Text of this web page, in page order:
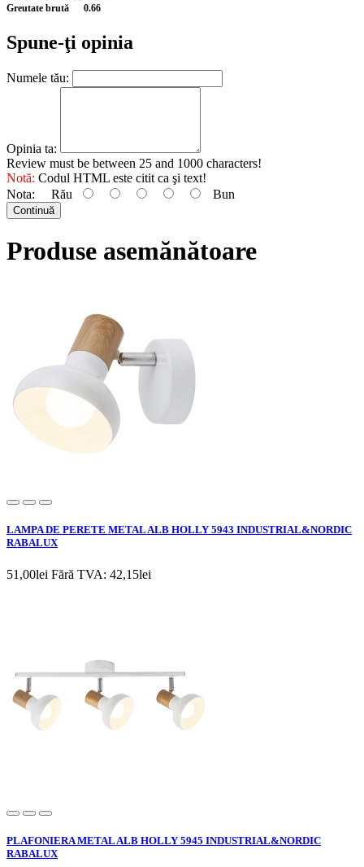
Greutate brută 0.66
Spune-ţi opinia
Numele tău:
Opinia ta:
Review must be between 25 and 1000 characters!
Notă: Codul HTML este citit ca şi text!
Nota:
Rău Bun
Continuă
Produse asemănătoare
LAMPA DE PERETE METAL ALB HOLLY 5943 INDUSTRIAL&NORDIC
RABALUX
51,00lei Fără TVA: 42,15lei
PLAFONIERA METAL ALB HOLLY 5945 INDUSTRIAL&NORDIC
RABALUX